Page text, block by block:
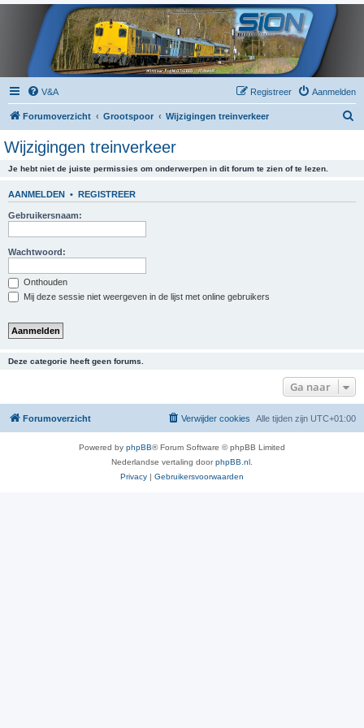
V&A Aanmelden
Registreer
Forumoverzicht Grootspoor Wijzigingen treinverkeer
Wijzigingen treinverkeer
Je hebt niet de juiste permissies om onderwerpen in dit forum te zien of te lezen.
AANMELDEN • REGISTREER
Gebruikersnaam:
Wachtwoord:
Onthouden
Mij deze sessie niet weergeven in de lijst met online gebruikers
Deze categorie heeft geen forums.
Ga naar
Forumoverzicht Alle tijden zijn UTC+01:00
Verwijder cookies
Powered by phpBB® Forum Software © phpBB Limited
Nederlandse vertaling doorphpBB.nl.
Privacy | Gebruikersvoorwaarden